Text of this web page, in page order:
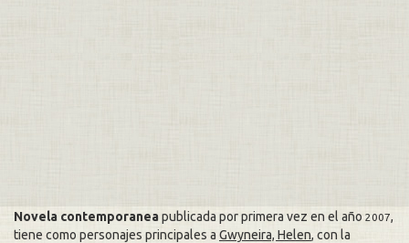
Novela contemporaneapublicada por primera vez en el año 2007,
tiene como personajes principales a Gwyneira, Helen, con la